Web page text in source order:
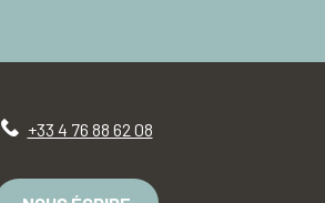
+33 4 76 88 62 08